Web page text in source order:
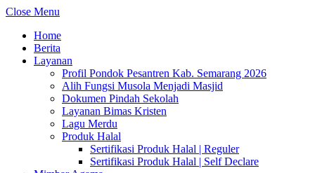
Close Menu
Home
Berita
Layanan
Profil Pondok Pesantren Kab. Semarang 2026
Alih Fungsi Musola Menjadi Masjid
Dokumen Pindah Sekolah
Layanan Bimas Kristen
Lagu Merdu
Produk Halal
Sertifikasi Produk Halal | Reguler
Sertifikasi Produk Halal | Self Declare